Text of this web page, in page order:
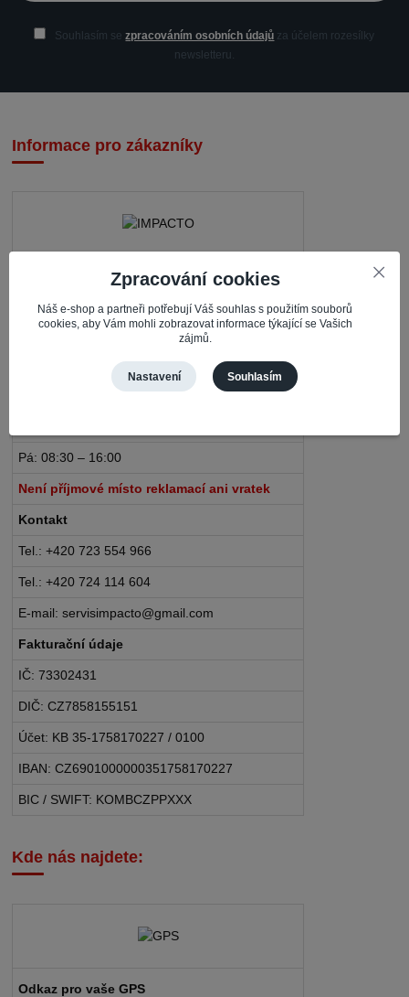
Souhlasím sezpracováním osobních údajů za účelem rozesílky
newsletteru.
Informace pro zákazníky
IMPACTO – Ingrid Kaczorová
Nerudova 468
735 81 Bohumín – Nový Bohumín
Pá: 08:30 – 16:00
Není příjmové místo reklamací ani vratek
Kontakt
Tel.: +420 723 554 966
Tel.: +420 724 114 604
E-mail: servisimpacto@gmail.com
Fakturační údaje
IČ: 73302431
DIČ: CZ7858155151
Účet: KB 35-1758170227 / 0100
IBAN: CZ6901000000351758170227
BIC / SWIFT: KOMBCZPPXXX
Kde nás najdete:
Odkaz pro vaše GPS
Zpracování cookies
Náš e-shop a partneři potřebují Váš souhlas s použitím souborů
cookies, aby Vám mohli zobrazovat informace týkající se Vašich
zájmů.
Nastavení Souhlasím